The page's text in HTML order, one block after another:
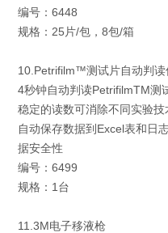
编号：6448
规格：25片/包，8包/箱
10.Petrifilm™测试片自动判读
4秒钟自动判读PetrifilmTM测
稳定的读数可消除不同实验
自动保存数据到Excel表和日
据安全性
编号：6499
规格：1台
11.3M电子移液枪